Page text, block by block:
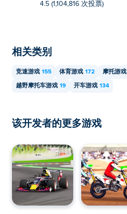
4.5 (1,104,816 次投票)
相关类别
竞速游戏 155 体育游戏 172 摩托游戏
越野摩托车游戏 19 开车游戏 134
该开发者的更多游戏